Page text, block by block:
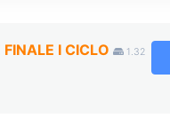
I CICLO
1.32